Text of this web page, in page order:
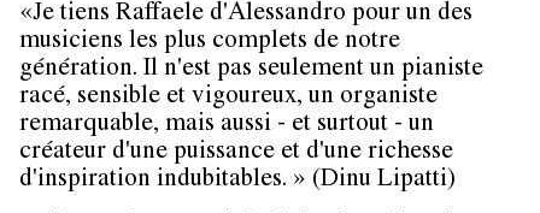
«Je tiens Raffaele d'Alessandro pour un des
musiciens les plus complets de notre
génération. Il n'est pas seulement un pianiste
racé, sensible et vigoureux, un organiste
remarquable, mais aussi - et surtout - un
créateur d'une puissance et d'une richesse
d'inspiration indubitables. » (Dinu Lipatti)